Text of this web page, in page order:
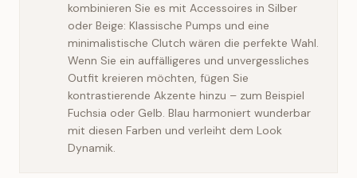
kombinieren Sie es mit Accessoires in Silber
oder Beige: Klassische Pumps und eine
minimalistische Clutch wären die perfekte Wahl.
Wenn Sie ein auffälligeres und unvergessliches
Outfit kreieren möchten, fügen Sie
kontrastierende Akzente hinzu – zum Beispiel
Fuchsia oder Gelb. Blau harmoniert wunderbar
mit diesen Farben und verleiht dem Look
Dynamik.